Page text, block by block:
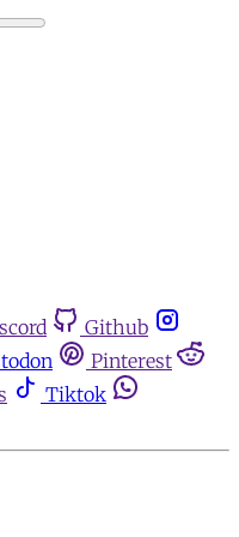
Github
Pinterest
Tiktok